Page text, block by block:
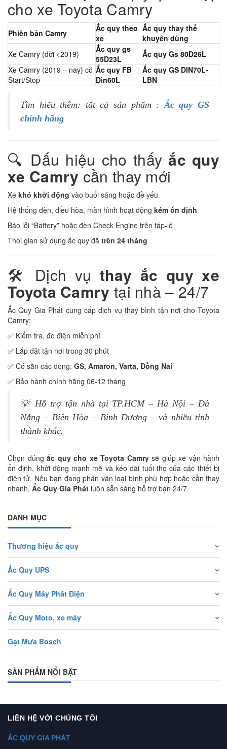
cho xe Toyota Camry
Phiên bản Camry
Ắc quy theo
xe
Ắc quy thay thế
khuyên dùng
Xe Camry (đời <2019)
Ắc quy gs
55D23L
Ắc quy Gs 80D26L
Xe Camry (2019 – nay) có
Start/Stop
Ắc quy FB
Din60L
Ắc quy GS DIN70L-
LBN
Tìm hiểu thêm: tất cả sản phẩm : Ắc quy GS
chính hãng
🔍 Dấu hiệu cho thấyắc quy
xe Camry cần thay mới
Xe khó khởi động vào buổi sáng hoặc đề yếu
Hệ thống đèn, điều hòa, màn hình hoạt động kém ổn định
Báo lỗi “Battery” hoặc đèn Check Engine trên táp-lô
Thời gian sử dụng ắc quy đã trên 24 tháng
🛠️ Dịch vụthay ắc quy xe
Toyota Camry tại nhà – 24/7
Ắc Quy Gia Phát cung cấp dịch vụ thay bình tận nơi cho Toyota
Camry:
✅ Kiểm tra, đo điện miễn phí
✅ Lắp đặt tận nơi trong 30 phút
✅ Có sẵn các dòng: GS, Amaron, Varta, Đồng Nai
✅ Bảo hành chính hãng 06-12 tháng
💡 Hỗ trợ tận nhà tại TP.HCM – Hà Nội – Đà
Nẵng – Biên Hòa – Bình Dương – và nhiều tỉnh
thành khác.
Chọn đúng ắc quy cho xe Toyota Camrysẽ giúp xe vận hành
ổn định, khởi động mạnh mẽ và kéo dài tuổi thọ của các thiết bị
điện tử. Nếu bạn đang phân vân loại bình phù hợp hoặc cần thay
nhanh, Ắc Quy Gia Phát luôn sẵn sàng hỗ trợ bạn 24/7.
DANH MỤC
Thương hiệu ắc quy
Ắc Quy UPS
Ắc Quy Máy Phát Điện
Ắc Quy Moto, xe máy
Gạt Mưa Bosch
SẢN PHẨM NỔI BẬT
LIÊN HỆ VỚI CHÚNG TÔI
ẮC QUY GIA PHÁT